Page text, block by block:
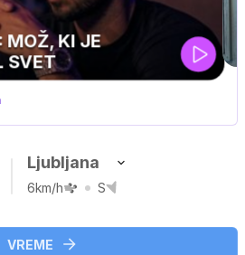
PINGVIN
pustolovski
Ljubljana
6km/h S
VREME